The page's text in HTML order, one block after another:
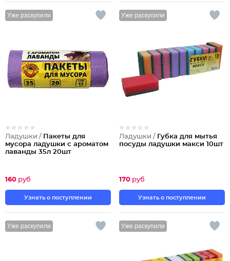
Уже раскупили
Ладушки / Пакеты для
мусора ладушки с ароматом
лаванды 35л 20шт
160 руб
Узнать о поступлении
Уже раскупили
Ладушки / Губка для мытья
посуды ладушки макси 10шт
170 руб
Узнать о поступлении
Уже раскупили Уже раскупили